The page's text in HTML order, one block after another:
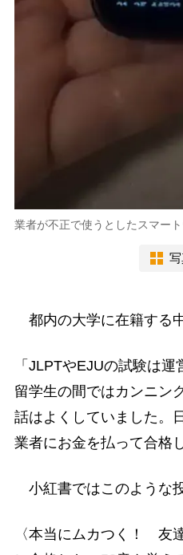
業者が不正で使うとしたスマー
都内の大学に在籍する
「JLPTやEJUの試験は運
留学生の間ではカンニン
話はよくしていました。
業者にお金を払って合格
小紅書ではこのような
〈本当にムカつく！ 友